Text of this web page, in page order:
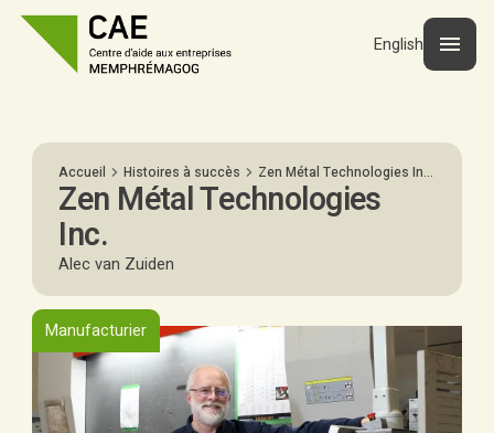
English
Accueil Histoires à succès Zen Métal Technologies Inc.
Zen Métal Technologies
Inc.
Alec van Zuiden
Manufacturier